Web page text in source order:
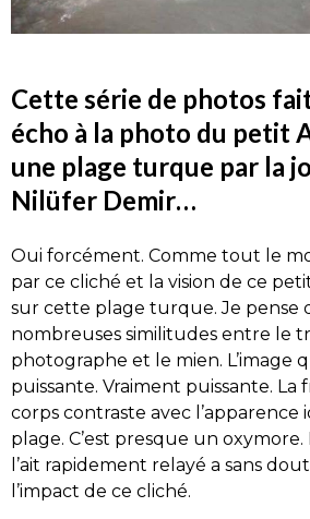
Cette série de photos
écho à la photo du petit
une plage turque par la
Nilüfer Demir…
Oui forcément. Comme tout le
par ce cliché et la vision de ce
sur cette plage turque. Je pense
nombreuses similitudes entre le
photographe et le mien. L’image
puissante. Vraiment puissante.
corps contraste avec l’apparence
plage. C’est presque un oxymore.
l’ait rapidement relayé a sans
l’impact de ce cliché.